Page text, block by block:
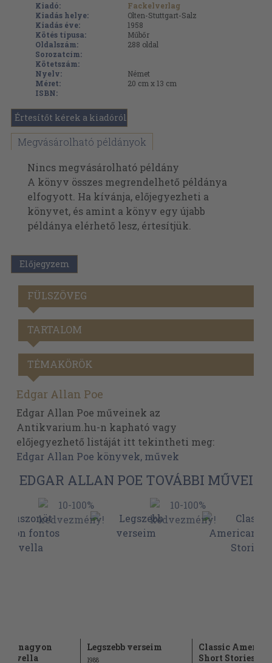
Kiadó:
Fackelverlag
Kiadás helye:
Olten-Stuttgart-Salz
Kiadás éve:
1958
Kötés típusa:
Műbőr
Oldalszám:
288 oldal
Sorozatcím:
Kötetszám:
Nyelv:
Német
Méret:
20 cm x 13 cm
ISBN:
Értesítőt kérek a kiadóról
Megvásárolható példányok
Nincs megvásárolható példány
A könyv összes megrendelhető példánya
elfogyott. Ha kívánja, előjegyezheti a
könyvet, és amint a könyv egy újabb
példánya elérhető lesz, értesítjük.
Előjegyzem
FÜLSZÖVEG
TARTALOM
TÉMAKÖRÖK
Edgar Allan Poe
Edgar Allan Poe műveinek az
Antikvarium.hu-n kapható vagy
előjegyezhető listáját itt tekintheti meg:
Edgar Allan Poe könyvek, művek
EDGAR ALLAN POE TOVÁBBI MŰVEI
nagyon
novella
Legszebb verseim
1988
Classic
Short Stories